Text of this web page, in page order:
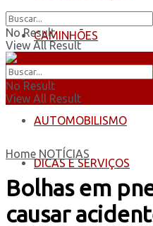
CAMINHÕES
ÔNIBUS
AUTOMOBILISMO
DICAS E SERVIÇOS
No Result
View All Result
No Result
View All Result
Home NOTÍCIAS
Bolhas em
causar